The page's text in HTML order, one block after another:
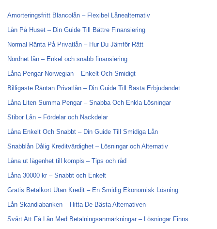
Amorteringsfritt Blancolån – Flexibel Lånealternativ
Lån På Huset – Din Guide Till Bättre Finansiering
Normal Ränta På Privatlån – Hur Du Jämför Rätt
Nordnet lån – Enkel och snabb finansiering
Låna Pengar Norwegian – Enkelt Och Smidigt
Billigaste Räntan Privatlån – Din Guide Till Bästa Erbjudandet
Låna Liten Summa Pengar – Snabba Och Enkla Lösningar
Stibor Lån – Fördelar och Nackdelar
Låna Enkelt Och Snabbt – Din Guide Till Smidiga Lån
Snabblån Dålig Kreditvärdighet – Lösningar och Alternativ
Låna ut lägenhet till kompis – Tips och råd
Låna 30000 kr – Snabbt och Enkelt
Gratis Betalkort Utan Kredit – En Smidig Ekonomisk Lösning
Lån Skandiabanken – Hitta De Bästa Alternativen
Svårt Att Få Lån Med Betalningsanmärkningar – Lösningar Finns